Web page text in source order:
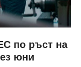
по ръст на
юни